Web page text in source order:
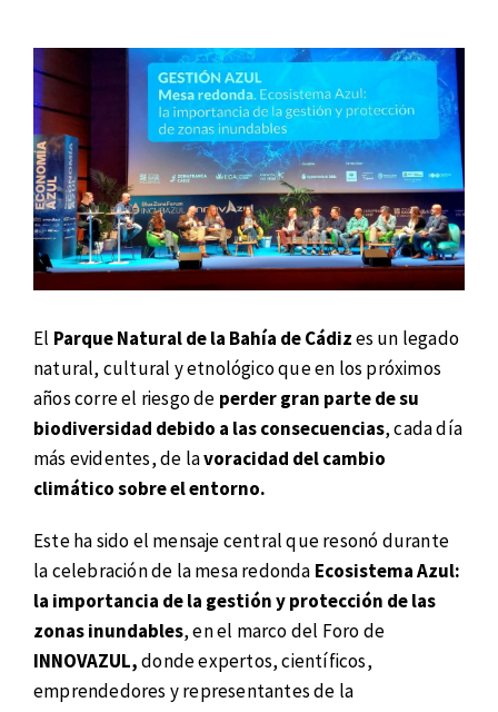
El Parque Natural de la Bahía de Cádizes un legado
natural, cultural y etnológico que en los próximos
años corre el riesgo de perder gran parte de su
biodiversidad debido a las consecuencias, cada día
más evidentes, de lavoracidad del cambio
climático sobre el entorno.
Este ha sido el mensaje central que resonó durante
la celebración de la mesa redonda Ecosistema Azul:
la importancia de la gestión y protección de las
zonas inundables, en el marco del Foro de
INNOVAZUL,donde expertos, científicos,
emprendedores y representantes de la